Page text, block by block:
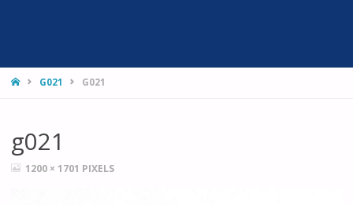
HOMEG021 G021
g021
FULL1200 × 1701 PIXELS